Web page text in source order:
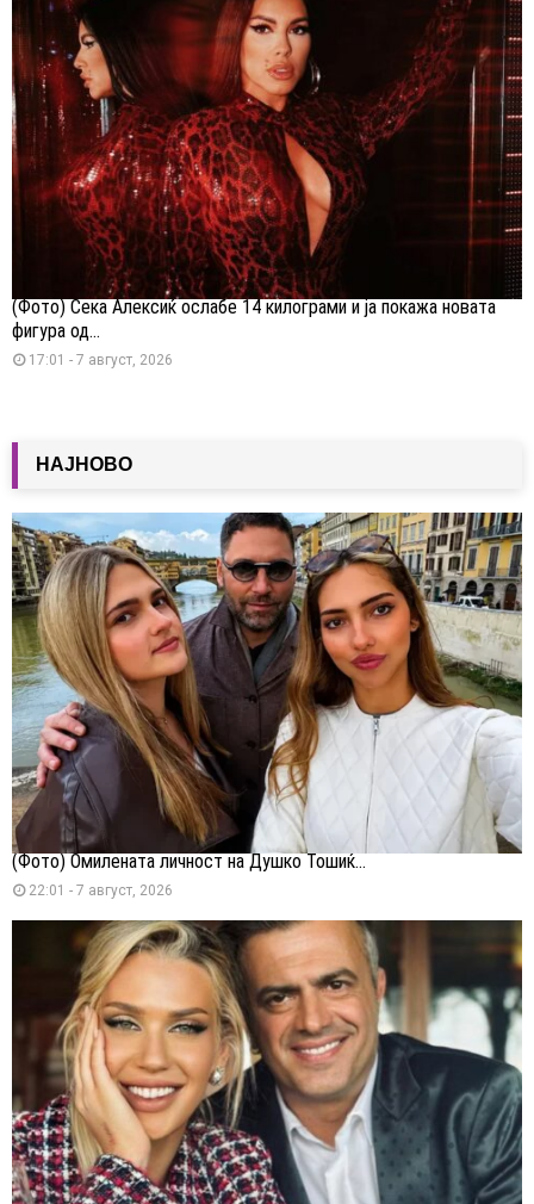
(Фото) Сека Алексиќ ослабе 14 килограми и ја покажа новата
фигура од...
17:01 - 7 август, 2026
НАЈНОВО
(Фото) Омилената личност на Душко Тошиќ...
22:01 - 7 август, 2026